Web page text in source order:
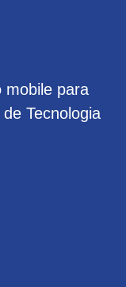
mobile para
Tecnologia